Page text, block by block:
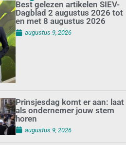
Best gelezen artikelen SIEV-
Dagblad 2 augustus 2026 tot
en met 8 augustus 2026
augustus 9, 2026
Prinsjesdag komt er aan: laat
als ondernemer jouw stem
horen
augustus 9, 2026